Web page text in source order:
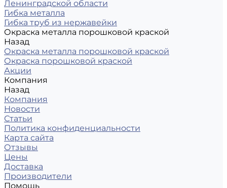
Ленинградской области
Гибка металла
Гибка труб из нержавейки
Окраска металла порошковой краской
Назад
Окраска металла порошковой краской
Окраска порошковой краской
Акции
Компания
Назад
Компания
Новости
Статьи
Политика конфиденциальности
Карта сайта
Отзывы
Цены
Доставка
Производители
Помощь